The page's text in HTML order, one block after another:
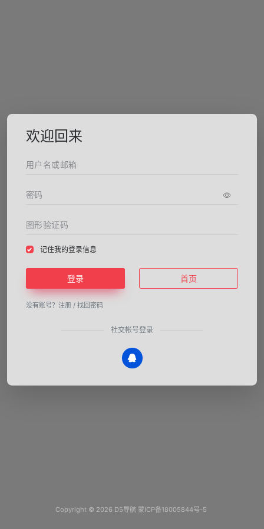
欢迎回来
记住我的登录信息
登录 首页
没有账号？ 注册 / 找回密码
社交帐号登录
Copyright © 2026 D5导航 蒙ICP备18005844号-5